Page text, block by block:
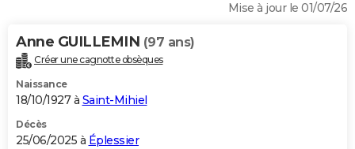
Alimentation
Guide de la santé
Maladies
Médicaments
Sommeil
VOYAGE
Destinations
City break
Voyage nature
Voyage de noces
Forum
Climat
+PHOTO
GUIDES D'ACHAT
Mise à jour le 01/07/26
Anne GUILLEMIN (97 ans)
Créer une cagnotte obsèques
Naissance
18/10/1927 à Saint-Mihiel
Décès
25/06/2025 à Éplessier